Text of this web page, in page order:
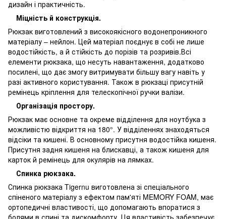
дизайн і практичність.
Міцність й конструкція.
Рюкзак виготовлений з високоякісного водонепроникного
матеріалу – нейлон. Цей матеріал поєднує в собі не лише
водостійкість, а й стійкість до порізів та розривів.Всі
елементи рюкзака, що несуть навантаження, додатково
посилені, що дає змогу витримувати більшу вагу навіть у
разі активного користування. Також в рюкзаці присутній
ремінець кріплення для телескопічної ручки валізи.
Організація простору.
Рюкзак має основне та окреме відділення для ноутбука з
можливістю відкриття на 180°. У відділеннях знаходяться
відсіки та кишені. В основному присутня водостійка кишеня.
Присутня задня кишеня на блискавці, а також кишеня для
карток й ремінець для окулярів на лямках.
Спинка рюкзака.
Спинка рюкзака Tigernu виготовлена зі спеціального
спіненого матеріалу з ефектом пам'яті MEMORY FOAM, має
ортопедичні властивості, що допомагають впоратися з
болями в спині та дискомфорту. Ця властивість забезпечує